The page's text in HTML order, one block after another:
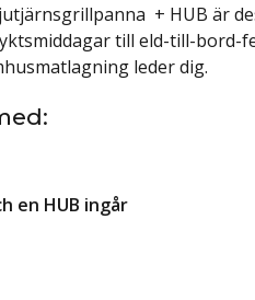
+ HUB är
till eld-till-bord-
leder dig.
en HUB ingår